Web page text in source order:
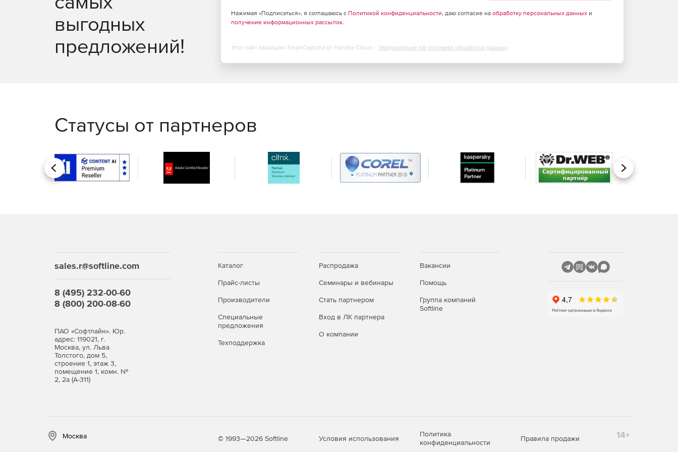
выгодных
предложений!
Нажимая «Подписаться», я соглашаюсь с Политикой конфиденциальности, даю согласие на обработку персональных данныхи
получение информационных рассылок.
Этот сайт защищен SmartCaptcha от Yandex Cloud - Уведомление об условиях обработки данных
Статусы от партнеров
Назад Вперед
sales.r@softline.com
8 (495) 232-00-60
8 (800) 200-08-60
ПАО «Софтлайн». Юр.
адрес: 119021, г.
Москва, ул. Льва
Толстого, дом 5,
строение 1, этаж 3,
помещение 1, комн. №
2, 2а (А-311)
Каталог
Прайс-листы
Производители
Специальные
предложения
Техподдержка
Распродажа
Семинары и вебинары
Стать партнером
Вход в ЛК партнера
О компании
Вакансии
Помощь
Группа компаний
Softline
Москва © 1993—2026 Softline Условия использования
Политика
конфиденциальности
Правила продажи 14+